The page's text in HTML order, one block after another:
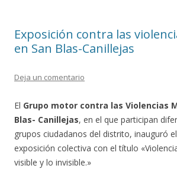
Exposición contra las
en San Blas-Canillejas
Deja un comentario
El Grupo motor contra las Violencias
Blas- Canillejas, en el que participan
grupos ciudadanos del distrito, inauguró
exposición colectiva con el título
visible y lo invisible.»